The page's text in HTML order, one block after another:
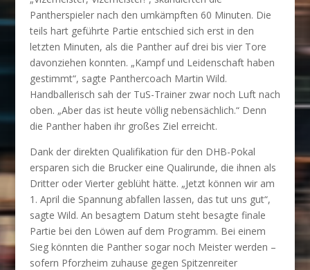
Pantherspieler nach den umkämpften 60 Minuten. Die
teils hart geführte Partie entschied sich erst in den
letzten Minuten, als die Panther auf drei bis vier Tore
davonziehen konnten. „Kampf und Leidenschaft haben
gestimmt“, sagte Panthercoach Martin Wild.
Handballerisch sah der TuS-Trainer zwar noch Luft nach
oben. „Aber das ist heute völlig nebensächlich.“ Denn
die Panther haben ihr großes Ziel erreicht.
Dank der direkten Qualifikation für den DHB-Pokal
ersparen sich die Brucker eine Qualirunde, die ihnen als
Dritter oder Vierter geblüht hätte. „Jetzt können wir am
1. April die Spannung abfallen lassen, das tut uns gut“,
sagte Wild. An besagtem Datum steht besagte finale
Partie bei den Löwen auf dem Programm. Bei einem
Sieg könnten die Panther sogar noch Meister werden –
sofern Pforzheim zuhause gegen Spitzenreiter